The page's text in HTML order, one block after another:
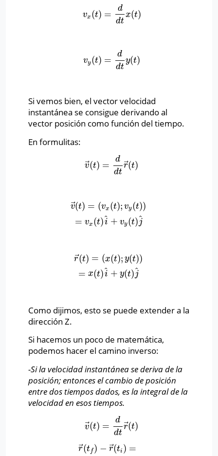
vx (t) =
d
dt
x(t)
vx(t =d dtx(t)
vy(t) =
d
dt
y(t)
vy(t) =d dty(t)
Si vemos bien, el vector velocidad
instantánea se consigue derivando al
vector posición como función del tiempo.
En formulitas:
v⃗
(t) =
d
dt
r⃗
(t)
v→(t =d dtr→(t)
v⃗
(t) = (vx (t); vy(t))
= vx (t)i
^ + vy(t) j
^
t)=(vx(t) vy(t))=vx(t)i^+vy
r⃗
(t) = (x(t); y(t))
= x(t)i
^ + y(t) j
^
→(t)=(x (t); y(t))=x(t)i^+y(
Como dijimos, esto se puede extender a la
dirección Z.
Si hacemos un poco de matemática,
podemos hacer el camino inverso:
-Si la velocidad instantánea se deriva de la
posición; entonces el cambio de posición
entre dos tiempos dados, es la integral de la
velocidad en esos tiempos.
v⃗
(t) =
d
dt
r⃗
(t)
v→(t =d dtr→(t)
r⃗
(tf) − r⃗
(ti ) =
(tf)−r→(ti )=∫tit f v→